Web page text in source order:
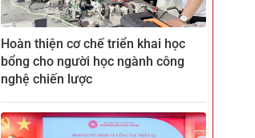
Hoàn thiện cơ chế triển khai học
bổng cho người học ngành công
nghệ chiến lược